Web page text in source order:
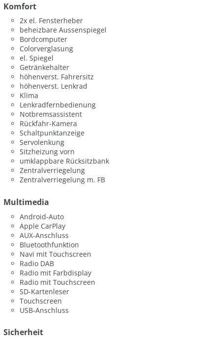
Komfort
2x el. Fensterheber
beheizbare Aussenspiegel
Bordcomputer
Colorverglasung
el. Spiegel
Getränkehalter
höhenverst. Fahrersitz
höhenverst. Lenkrad
Klima
Lenkradfernbedienung
Notbremsassistent
Rückfahr-Kamera
Schaltpunktanzeige
Servolenkung
Sitzheizung vorn
umklappbare Rücksitzbank
Zentralverriegelung
Zentralverriegelung m. FB
Multimedia
Android-Auto
Apple CarPlay
AUX-Anschluss
Bluetoothfunktion
Navi mit Touchscreen
Radio DAB
Radio mit Farbdisplay
Radio mit Touchscreen
SD-Kartenleser
Touchscreen
USB-Anschluss
Sicherheit